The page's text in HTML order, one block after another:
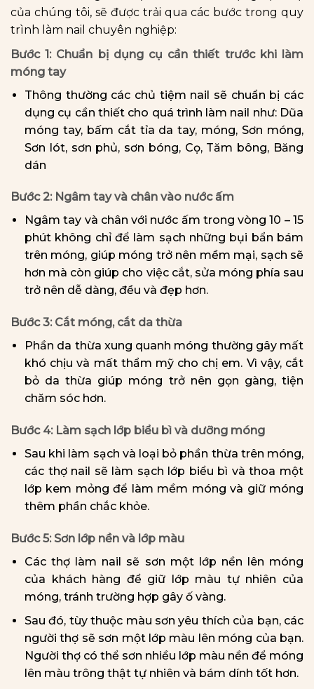
của chúng tôi, sẽ được trải qua các bước trong quy
trình làm nail chuyên nghiệp:
Bước 1: Chuẩn bị dụng cụ cần thiết trước khi làm
móng tay
Thông thường các chủ tiệm nail sẽ chuẩn bị các
dụng cụ cần thiết cho quá trình làm nail như: Dũa
móng tay, bấm cắt tỉa da tay, móng, Sơn móng,
Sơn lót, sơn phủ, sơn bóng, Cọ, Tăm bông, Băng
dán
Bước 2: Ngâm tay và chân vào nước ấm
Ngâm tay và chân với nước ấm trong vòng 10 – 15
phút không chỉ để làm sạch những bụi bẩn bám
trên móng, giúp móng trở nên mềm mại, sạch sẽ
hơn mà còn giúp cho việc cắt, sửa móng phía sau
trở nên dễ dàng, đều và đẹp hơn.
Bước 3: Cắt móng, cắt da thừa
Phần da thừa xung quanh móng thường gây mất
khó chịu và mất thẩm mỹ cho chị em. Vì vậy, cắt
bỏ da thừa giúp móng trở nên gọn gàng, tiện
chăm sóc hơn.
Bước 4: Làm sạch lớp biểu bì và dưỡng móng
Sau khi làm sạch và loại bỏ phần thừa trên móng,
các thợ nail sẽ làm sạch lớp biểu bì và thoa một
lớp kem mỏng để làm mềm móng và giữ móng
thêm phần chắc khỏe.
Bước 5: Sơn lớp nền và lớp màu
Các thợ làm nail sẽ sơn một lớp nền lên móng
của khách hàng để giữ lớp màu tự nhiên của
móng, tránh trường hợp gây ố vàng.
Sau đó, tùy thuộc màu sơn yêu thích của bạn, các
người thợ sẽ sơn một lớp màu lên móng của bạn.
Người thợ có thể sơn nhiều lớp màu nền để móng
lên màu trông thật tự nhiên và bám dính tốt hơn.